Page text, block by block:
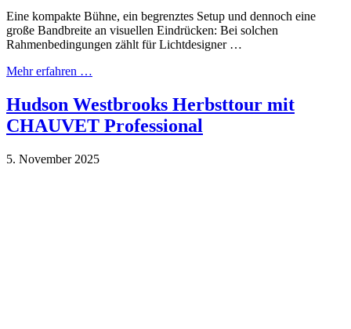
Eine kompakte Bühne, ein begrenztes Setup und dennoch eine
große Bandbreite an visuellen Eindrücken: Bei solchen
Rahmenbedingungen zählt für Lichtdesigner …
Mehr erfahren …
Hudson Westbrooks Herbsttour mit
CHAUVET Professional
5. November 2025